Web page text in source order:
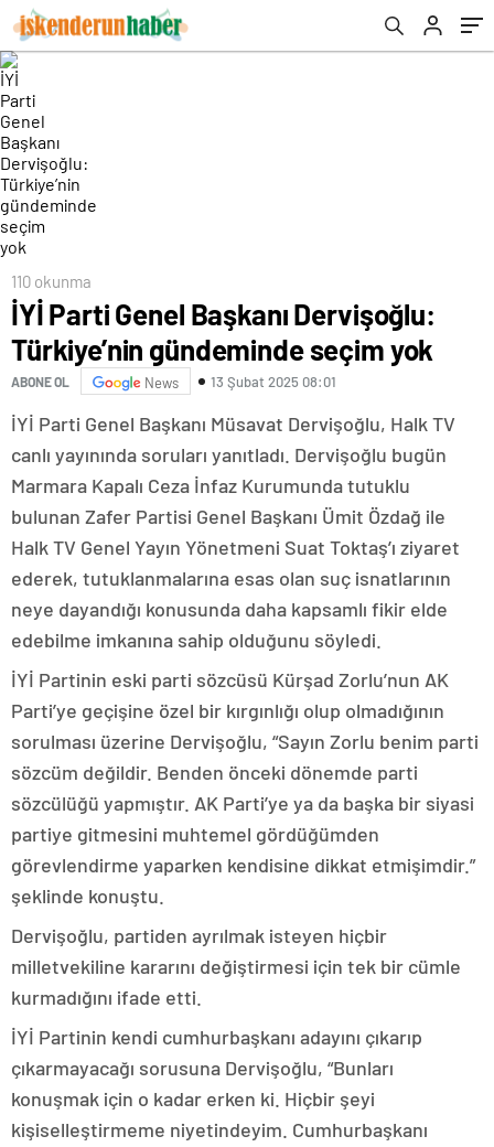
110 okunma
İYİ Parti Genel Başkanı Dervişoğlu:
Türkiye’nin gündeminde seçim yok
ABONE OL News 13 Şubat 2025 08:01
İYİ Parti Genel Başkanı Müsavat Dervişoğlu, Halk TV
canlı yayınında soruları yanıtladı. Dervişoğlu bugün
Marmara Kapalı Ceza İnfaz Kurumunda tutuklu
bulunan Zafer Partisi Genel Başkanı Ümit Özdağ ile
Halk TV Genel Yayın Yönetmeni Suat Toktaş’ı ziyaret
ederek, tutuklanmalarına esas olan suç isnatlarının
neye dayandığı konusunda daha kapsamlı fikir elde
edebilme imkanına sahip olduğunu söyledi.
İYİ Partinin eski parti sözcüsü Kürşad Zorlu’nun AK
Parti’ye geçişine özel bir kırgınlığı olup olmadığının
sorulması üzerine Dervişoğlu, “Sayın Zorlu benim parti
sözcüm değildir. Benden önceki dönemde parti
sözcülüğü yapmıştır. AK Parti’ye ya da başka bir siyasi
partiye gitmesini muhtemel gördüğümden
görevlendirme yaparken kendisine dikkat etmişimdir.”
şeklinde konuştu.
Dervişoğlu, partiden ayrılmak isteyen hiçbir
milletvekiline kararını değiştirmesi için tek bir cümle
kurmadığını ifade etti.
İYİ Partinin kendi cumhurbaşkanı adayını çıkarıp
çıkarmayacağı sorusuna Dervişoğlu, “Bunları
konuşmak için o kadar erken ki. Hiçbir şeyi
kişiselleştirmeme niyetindeyim. Cumhurbaşkanı